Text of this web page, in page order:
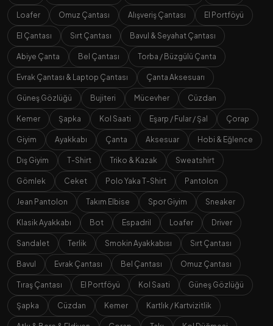
Loafer Omuz Çantası Alışveriş Çantası El Portföyü
El Çantası Sırt Çantası Bavul & Seyahat Çantası
Abiye Çanta Bel Çantası Torba / Büzgülü Çanta
Evrak Çantası & Laptop Çantası Çanta Aksesuarı
Güneş Gözlüğü Bujiteri Mücevher Cüzdan
Kemer Şapka Kol Saati Eşarp / Fular / Şal Çorap
Giyim Ayakkabı Çanta Aksesuar Hobi & Eğlence
Dış Giyim T-Shirt Triko & Kazak Sweatshirt
Gömlek Ceket Polo Yaka T-Shirt Pantolon
Jean Pantolon Takım Elbise Spor Giyim Sneaker
Klasik Ayakkabı Bot Espadril Loafer Driver
Sandalet Terlik Smokin Ayakkabısı Sırt Çantası
Bavul Evrak Çantası Bel Çantası Omuz Çantası
Tıraş Çantası El Portföyü Kol Saati Güneş Gözlüğü
Şapka Cüzdan Kemer Kartlık / Kartvizitlik